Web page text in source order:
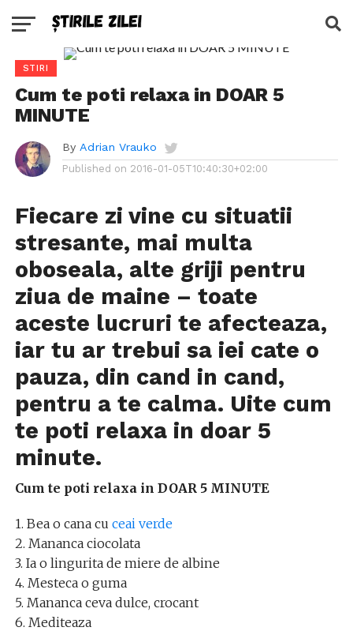
STIRI
Cum te poti relaxa in DOAR 5
MINUTE
By Adrian Vrauko
Published on 2016-01-05T10:40:30+02:00
Fiecare zi vine cu situatii
stresante, mai multa
oboseala, alte griji pentru
ziua de maine – toate
aceste lucruri te afecteaza,
iar tu ar trebui sa iei cate o
pauza, din cand in cand,
pentru a te calma. Uite cum
te poti relaxa in doar 5
minute.
Cum te poti relaxa in DOAR 5 MINUTE
1. Bea o cana cu ceai verde
2. Mananca ciocolata
3. Ia o lingurita de miere de albine
4. Mesteca o guma
5. Mananca ceva dulce, crocant
6. Mediteaza